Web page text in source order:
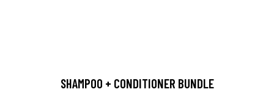
SHAMPOO + CONDITIONER BUNDLE